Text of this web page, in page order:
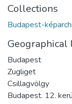
Collections
Budapest-
Geographical
Budapest
Zugliget
Csillagvölgy
Budapest. 12.